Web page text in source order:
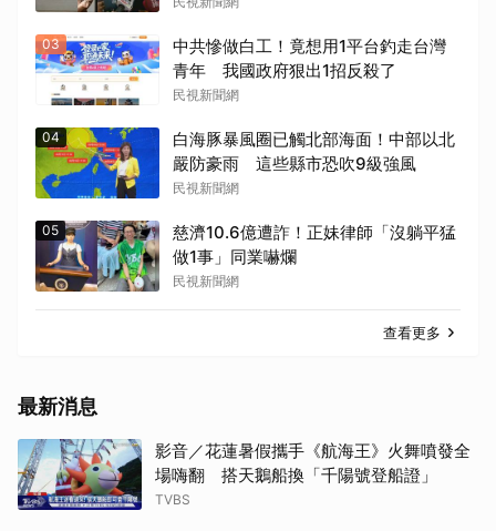
03
中共慘做白工！竟想用1平台釣走台灣
青年 我國政府狠出1招反殺了
民視新聞網
04
白海豚暴風圈已觸北部海面！中部以北
嚴防豪雨 這些縣市恐吹9級強風
民視新聞網
05
慈濟10.6億遭詐！正妹律師「沒躺平猛
做1事」同業嚇爛
民視新聞網
查看更多
最新消息
影音／花蓮暑假攜手《航海王》火舞噴發全
場嗨翻 搭天鵝船換「千陽號登船證」
TVBS